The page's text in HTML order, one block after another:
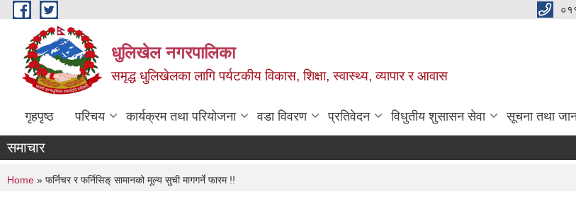
Skip to main content
धुलिखेल नगरपालिका
समृद्ध धुलिखेलका लागि पर्यटकीय विकास, शिक्षा, स्वास्थ्य, व्यापार र आवास
गृहपृष्ठ परिचय कार्यक्रम तथा परियोजना वडा विवरण प्रतिवेदन विधुतीय शुसासन सेवा सूचना तथा
समाचार
You are here
Home » फर्निचर र फर्निसिङ् सामानको मूल्य सुची मागगर्ने फारम !!